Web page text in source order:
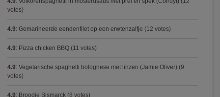
votes)
4.9: Gemarineerde eendenfilet op een erwtenzalfje (12 votes)
4.9: Pizza chicken BBQ (11 votes)
4.9: Vegetarische spaghetti bolognese met linzen (Jamie Oliver) (9
votes)
4.9: Broodje Bismarck (8 votes)